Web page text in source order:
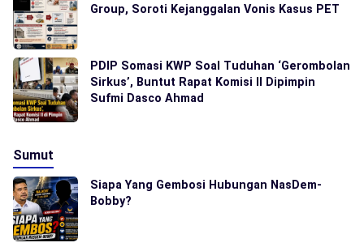
Group, Soroti Kejanggalan Vonis Kasus PET
PDIP Somasi KWP Soal Tuduhan ‘Gerombolan
Sirkus’, Buntut Rapat Komisi II Dipimpin
Sufmi Dasco Ahmad
Sumut
Siapa Yang Gembosi Hubungan NasDem-
Bobby?